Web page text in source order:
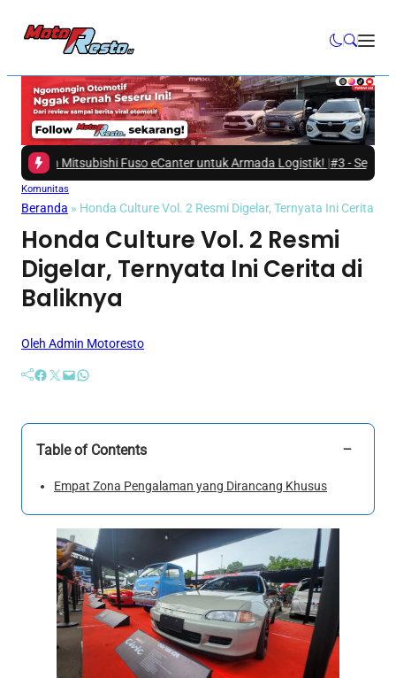
Fuso eCanter untuk Armada Logistik!|#3 -Seperti Apakah
Komunitas
Beranda » Honda Culture Vol. 2 Resmi Digelar, Ternyata Ini Cerita di
Honda Culture Vol. 2 Resmi
Digelar, Ternyata Ini Cerita di
Baliknya
Oleh Admin Motoresto
Facebook Twitter Mail WhatsApp
Table of Contents −
Empat Zona Pengalaman yang Dirancang Khusus